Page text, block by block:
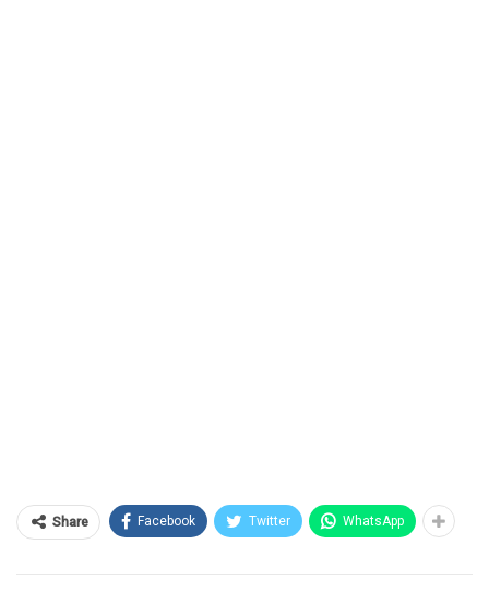
Share Facebook Twitter WhatsApp